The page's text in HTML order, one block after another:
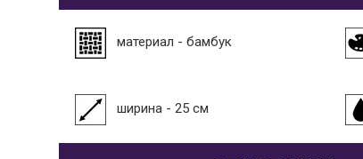
материал - бамбук
ширина - 25 см